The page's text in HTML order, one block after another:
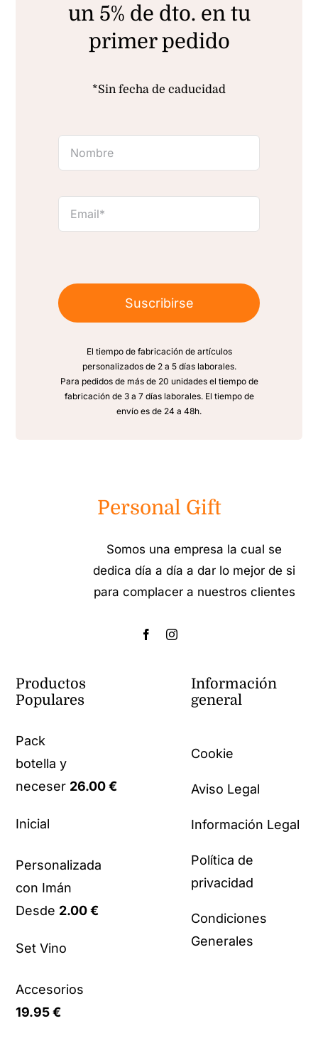
un 5% de dto. en tu
primer pedido
*Sin fecha de caducidad
Suscribirse
El tiempo de fabricación de artículos
personalizados de 2 a 5 días laborales.
Para pedidos de más de 20 unidades el tiempo de
fabricación de 3 a 7 días laborales. El tiempo de
envío es de 24 a 48h.
Personal Gift
Somos una empresa la cual se
dedica día a día a dar lo mejor de si
para complacer a nuestros clientes
Productos
Populares
Pack
botella y
neceser 26.00€
Inicial
Personalizada
con Imán
Desde 2.00€
Set Vino
Accesorios
19.95€
Información
general
Cookie
Aviso Legal
Información Legal
Política de
privacidad
Condiciones
Generales